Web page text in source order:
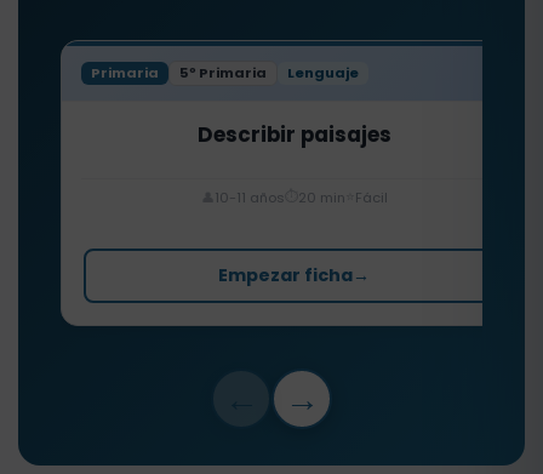
Primaria 5º Primaria Lenguaje
Describir paisajes
10-11 años 20 min Fácil
Empezar ficha→
→